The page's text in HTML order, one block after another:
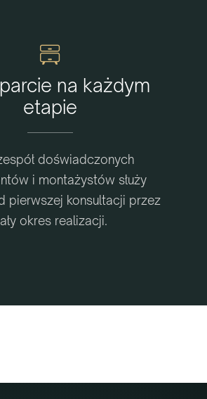
na każdym
etapie
doświadczonych
i montażystów służy
pierwszej konsultacji przez
okres realizacji.